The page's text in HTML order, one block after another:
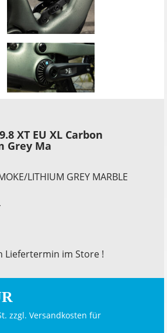
XT EU XL Carbon
Grey Ma
LITHIUM GREY MARBLE
Liefertermin im Store !
zzgl. Versandkosten für